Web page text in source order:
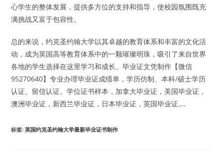
心学生的整体发展，提供多方位的支持和指导，使校园氛围既充
满挑战又富于包容性。
总的来说，约克圣约翰大学以其卓越的教育体系和丰富的文化活
动，成为英国高等教育体系中的一颗璀璨明珠，吸引了来自世界
各地的学生选择在这里学习和成长。毕业证文凭制作【微信
95270640】专业办理毕业证成绩单，学历仿制、本科/硕士学历
认证、留信认证、学位证书样本，加拿大毕业证，美国毕业证，
澳洲毕业证，新西兰毕业证，日本毕业证，英国毕业证….
标签:英国约克圣约翰大学最新毕业证书制作